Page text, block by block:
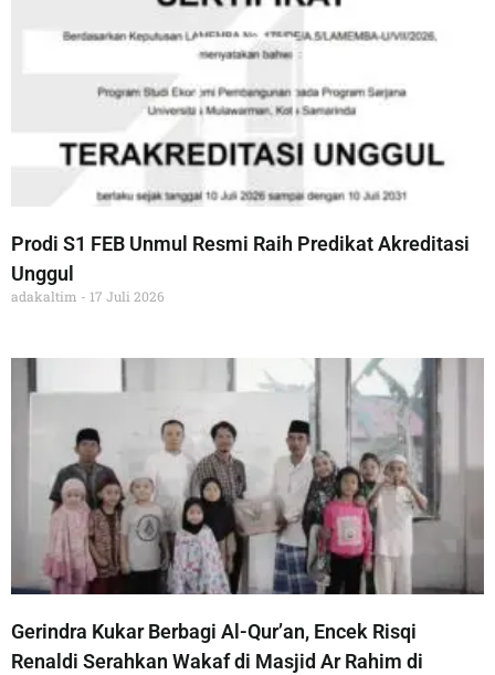
Prodi S1 FEB Unmul Resmi Raih Predikat Akreditasi
Unggul
adakaltim 17 Juli 2026
Gerindra Kukar Berbagi Al-Qur’an, Encek Risqi
Renaldi Serahkan Wakaf di Masjid Ar Rahim di